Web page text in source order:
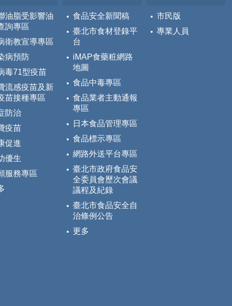
油脂受影響油
詢專區
衛教宣導專區
病預防
毒71型疫苗
流感疫苗及新
苗接種專區
防治
疫苗
促進
優生
服務專區
食品安全新聞稿
臺北市食材登錄平
台
iMAP食藥粧網路
地圖
食品中毒專區
食品業者主動通報
專區
日本食品管理專區
食品標示專區
網路外送平台專區
臺北市政府食品安
全委員會歷次會議
議程及紀錄
臺北市食品安全自
治條例公告
更多
市民版
專業人員